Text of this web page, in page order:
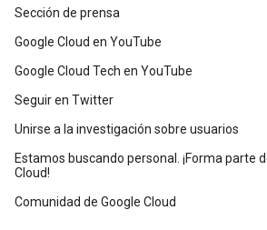
Sección de prensa
Google Cloud en YouTube
Google Cloud Tech en YouTube
Seguir en Twitter
Unirse a la investigación sobre usuarios
Estamos buscando personal. ¡Forma parte
Cloud!
Comunidad de Google Cloud